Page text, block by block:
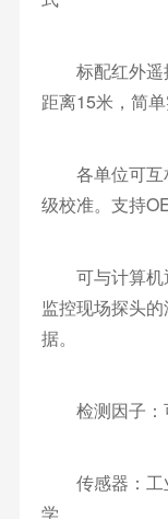
标配红外遥
距离15米，简
各单位可互
级校准。支持
可与计算机
监控现场探头
据。
检测因子：
传感器：工
学